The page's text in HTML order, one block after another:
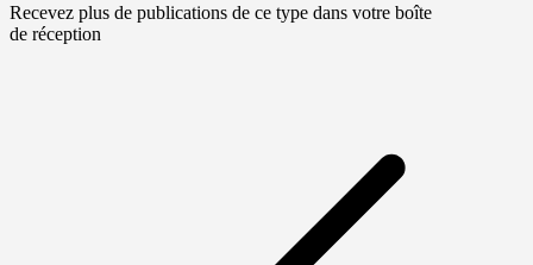
Recevez plus de publications de ce type dans votre boîte
de réception